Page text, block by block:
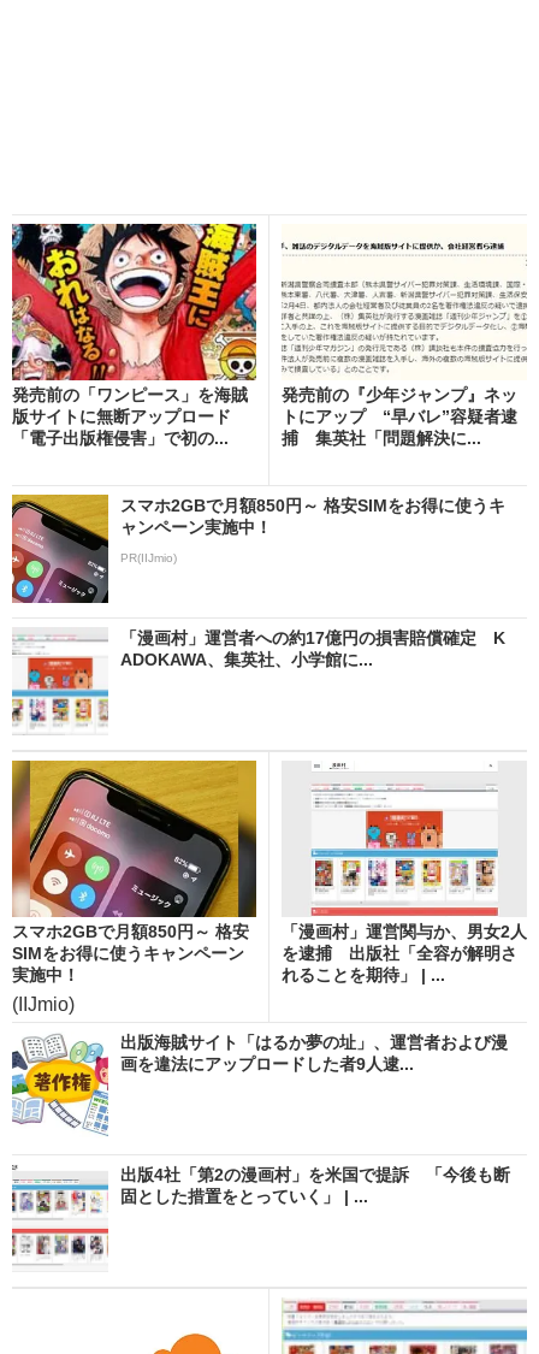
発売前の「ワンピース」を海賊
版サイトに無断アップロード
「電子出版権侵害」で初の...
発売前の『少年ジャンプ』ネッ
トにアップ “早バレ”容疑者逮
捕 集英社「問題解決に...
スマホ2GBで月額850円～ 格安SIMをお得に使うキ
ャンペーン実施中！
PR(IIJmio)
「漫画村」運営者への約17億円の損害賠償確定 K
ADOKAWA、集英社、小学館に...
スマホ2GBで月額850円～ 格安
SIMをお得に使うキャンペーン
実施中！
(IIJmio)
「漫画村」運営関与か、男女2人
を逮捕 出版社「全容が解明さ
れることを期待」 | ...
出版海賊サイト「はるか夢の址」、運営者および漫
画を違法にアップロードした者9人逮...
出版4社「第2の漫画村」を米国で提訴 「今後も断
固とした措置をとっていく」 | ...